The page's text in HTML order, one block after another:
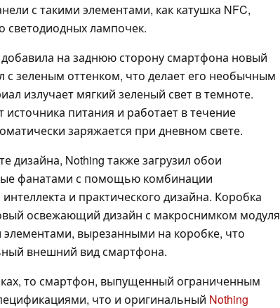
с такими элементами, как катушка NFC,
светодиодных лампочек.
на заднюю сторону смартфона новый
зеленым оттенком, что делает его необычным
излучает мягкий зеленый свет в темноте.
источника питания и работает в течение
заряжается при дневном свете.
дизайна, Nothing также загрузил обои
фанатами с помощью комбинации
и практического дизайна. Коробка
освежающий дизайн с макроснимком модуля
вырезанными на коробке, что
внешний вид смартфона.
то смартфон, выпущенный ограниченным
что и оригинальный Nothing